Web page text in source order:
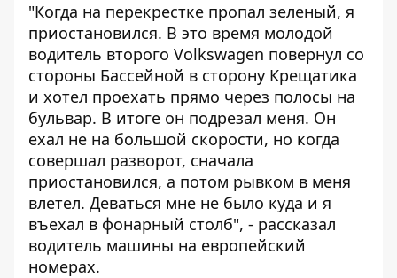
"Когда на перекрестке пропал зеленый, я
приостановился. В это время молодой
водитель второго Volkswagen повернул со
стороны Бассейной в сторону Крещатика
и хотел проехать прямо через полосы на
бульвар. В итоге он подрезал меня. Он
ехал не на большой скорости, но когда
совершал разворот, сначала
приостановился, а потом рывком в меня
влетел. Деваться мне не было куда и я
въехал в фонарный столб", - рассказал
водитель машины на европейский
номерах.